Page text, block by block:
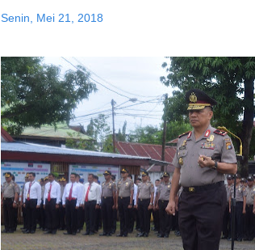
Senin, Mei 21, 2018